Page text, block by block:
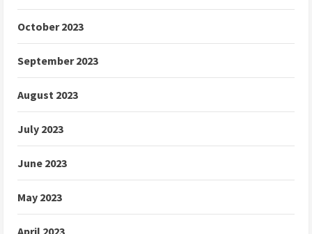
October 2023
September 2023
August 2023
July 2023
June 2023
May 2023
April 2023